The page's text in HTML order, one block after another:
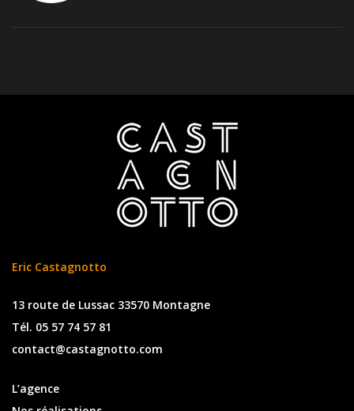
Eric Castagnotto
13 route de Lussac 33570 Montagne
Tél. 05 57 74 57 81
contact@castagnotto.com
L’agence